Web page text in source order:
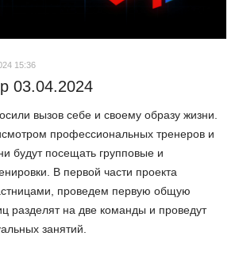
15:36
03.04.2024
вызов себе и своему образу жизни.
профессиональных тренеров и
будут посещать групповые и
В первой части проекта
проведем первую общую
разделят на две команды и проведут
занятий.